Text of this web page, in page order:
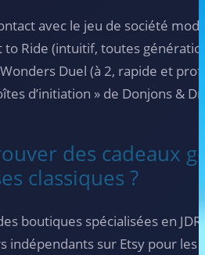
avec le jeu de société
to Ride (intuitif, toutes
Duel (à 2, rapide et
d’initiation » de Donjons &
des cadeaux
classiques ?
boutiques spécialisées en
indépendants sur Etsy pour les